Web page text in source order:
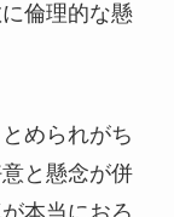
倫理的な懸
められがち
と懸念が併
本当におろ